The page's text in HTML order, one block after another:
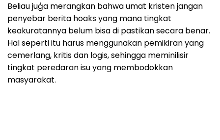
Beliau juģa merangkan bahwa umat kristen jangan
penyebar berita hoaks yang mana tingkat
keakuratannya belum bisa di pastikan secara benar.
Hal seperti itu harus menggunakan pemikiran yang
cemerlang, kritis dan logis, sehingga meminilisir
tingkat peredaran isu yang membodokkan
masyarakat.